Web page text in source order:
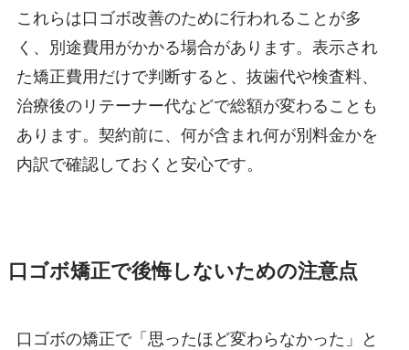
これらは口ゴボ改善のために行われることが多
く、別途費用がかかる場合があります。表示され
た矯正費用だけで判断すると、抜歯代や検査料、
治療後のリテーナー代などで総額が変わることも
あります。契約前に、何が含まれ何が別料金かを
内訳で確認しておくと安心です。
口ゴボ矯正で後悔しないための注意点
口ゴボの矯正で「思ったほど変わらなかった」と